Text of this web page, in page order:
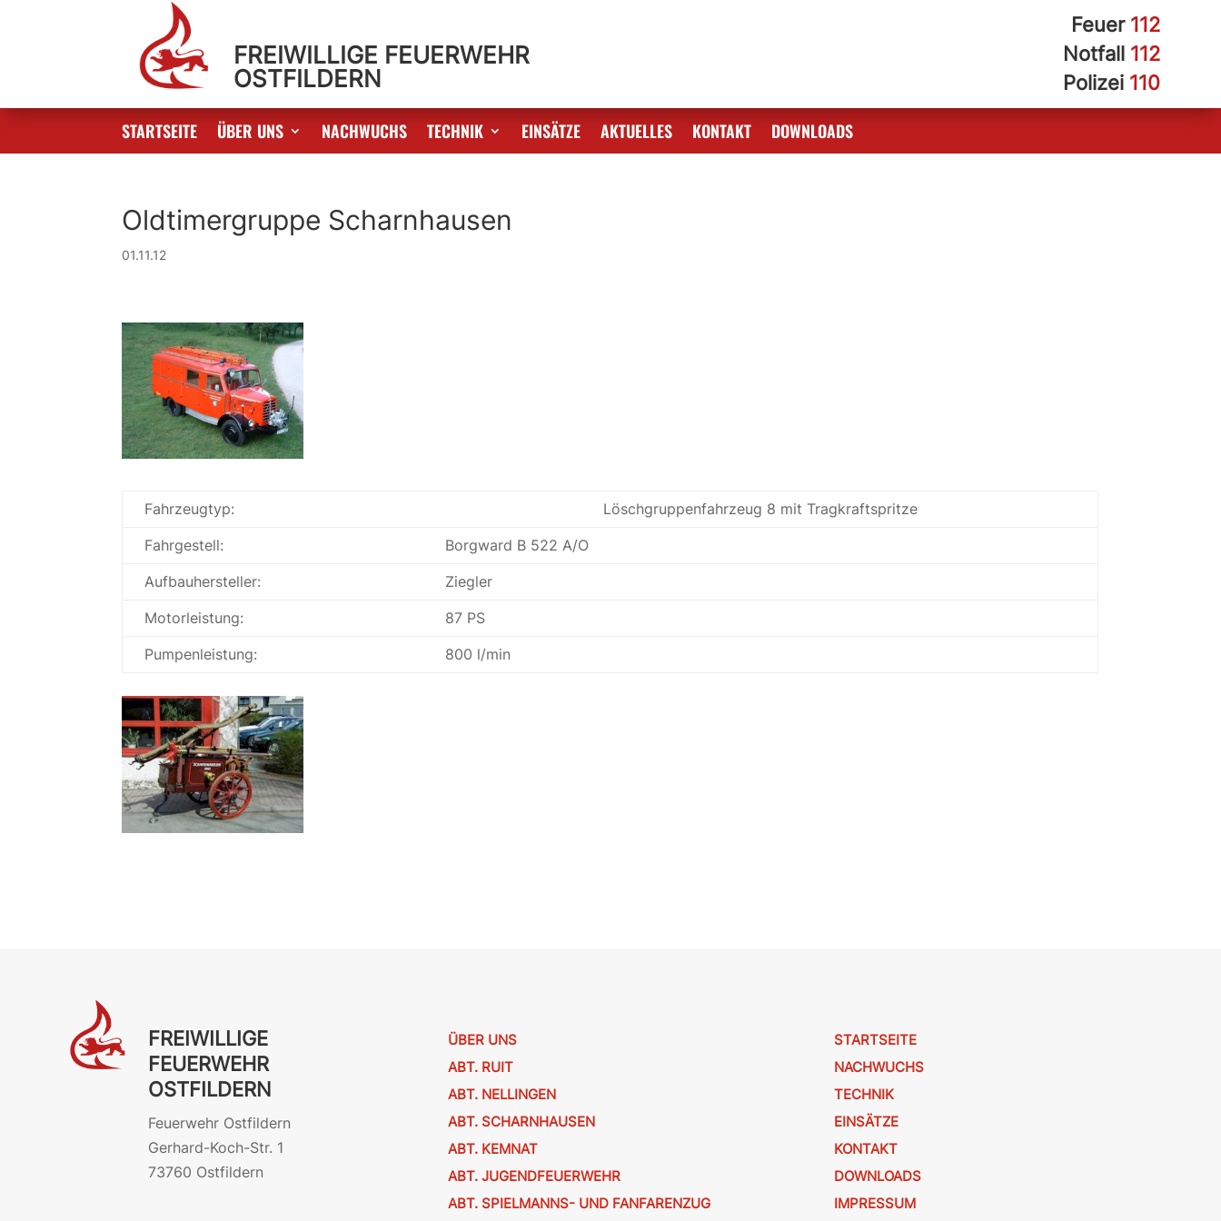
FREIWILLIGE FEUERWEHR
OSTFILDERN
Feuer 112
Notfall 112
Polizei 110
STARTSEITE ÜBER UNS NACHWUCHS TECHNIK EINSÄTZE AKTUELLES KONTAKT DOWNLOADS
Oldtimergruppe Scharnhausen
01.11.12
Fahrzeugtyp:
Löschgruppenfahrzeug 8 mit Tragkraftspritze
Fahrgestell:
Borgward B 522 A/O
Aufbauhersteller:
Ziegler
Motorleistung:
87 PS
Pumpenleistung:
800 l/min
FREIWILLIGE
FEUERWEHR
OSTFILDERN
Feuerwehr Ostfildern
Gerhard-Koch-Str. 1
73760 Ostfildern
ÜBER UNS
ABT. RUIT
ABT. NELLINGEN
ABT. SCHARNHAUSEN
ABT. KEMNAT
ABT. JUGENDFEUERWEHR
ABT. SPIELMANNS- UND FANFARENZUG
STARTSEITE
NACHWUCHS
TECHNIK
EINSÄTZE
KONTAKT
DOWNLOADS
IMPRESSUM